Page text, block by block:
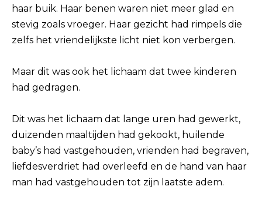
haar buik. Haar benen waren niet meer glad en
stevig zoals vroeger. Haar gezicht had rimpels die
zelfs het vriendelijkste licht niet kon verbergen.
Maar dit was ook het lichaam dat twee kinderen
had gedragen.
Dit was het lichaam dat lange uren had gewerkt,
duizenden maaltijden had gekookt, huilende
baby’s had vastgehouden, vrienden had begraven,
liefdesverdriet had overleefd en de hand van haar
man had vastgehouden tot zijn laatste adem.